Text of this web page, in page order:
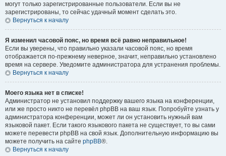
могут только зарегистрированные пользователи. Если вы не
зарегистрированы, то сейчас удачный момент сделать это.
Вернуться к началу
Я изменил часовой пояс, но время всё равно неправильное!
Если вы уверены, что правильно указали часовой пояс, но время
отображается по-прежнему неверное, значит, неправильно установлено
время на сервере. Уведомите администратора для устранения проблемы.
Вернуться к началу
Моего языка нет в списке!
Администратор не установил поддержку вашего языка на конференции,
или же просто никто не перевёл phpBB на ваш язык. Попробуйте узнать у
администратора конференции, может ли он установить нужный вам
языковой пакет. Если такого языкового пакета не существует, то вы сами
можете перевести phpBB на свой язык. Дополнительную информацию вы
можете получить на сайте phpBB®.
Вернуться к началу